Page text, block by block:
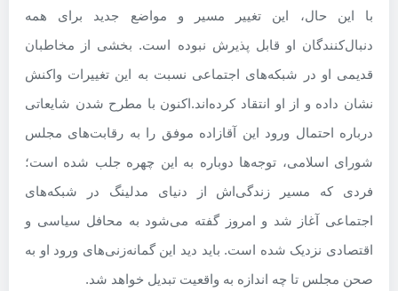
با این حال، این تغییر مسیر و مواضع جدید برای همه
دنبال‌کنندگان او قابل پذیرش نبوده است. بخشی از مخاطبان
قدیمی او در شبکه‌های اجتماعی نسبت به این تغییرات واکنش
نشان داده و از او انتقاد کرده‌اند.اکنون با مطرح شدن شایعاتی
درباره احتمال ورود این آقازاده موفق را به رقابت‌های مجلس
شورای اسلامی، توجه‌ها دوباره به این چهره جلب شده است؛
فردی که مسیر زندگی‌اش از دنیای مدلینگ در شبکه‌های
اجتماعی آغاز شد و امروز گفته می‌شود به محافل سیاسی و
اقتصادی نزدیک شده است. باید دید این گمانه‌زنی‌های ورود او به
صحن مجلس تا چه اندازه به واقعیت تبدیل خواهد شد.